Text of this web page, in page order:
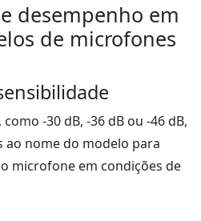
desempenho em
de microfones
-30 dB, -36 dB ou -46 dB,
nome do modelo para
microfone em condições de